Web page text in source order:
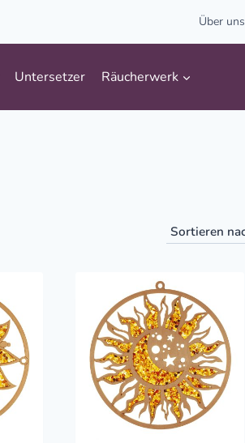
Über uns
Untersetzer Räucherwerk